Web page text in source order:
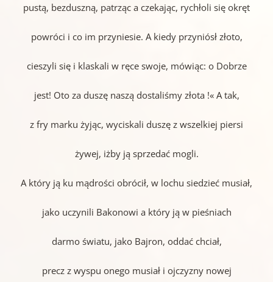
pustą, bezduszną, patrząc a czekając, rychłoli się okręt
powróci i co im przyniesie. A kiedy przyniósł złoto,
cieszyli się i klaskali w ręce swoje, mówiąc: o Dobrze
jest! Oto za duszę naszą dostaliśmy złota !« A tak,
z fry marku żyjąc, wyciskali duszę z wszelkiej piersi
żywej, iżby ją sprzedać mogli.
A który ją ku mądrości obrócił, w lochu siedzieć musiał,
jako uczynili Bakonowi a który ją w pieśniach
darmo światu, jako Bajron, oddać chciał,
precz z wyspu onego musiał i ojczyzny nowej